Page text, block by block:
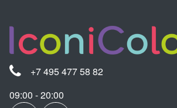
+7 495 477 58 82
09:00 - 20:00